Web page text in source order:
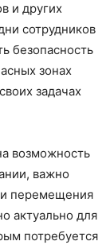
и других
сотрудников
безопасность
зонах
задачах
возможность
важно
и перемещения
актуально для
потребуется